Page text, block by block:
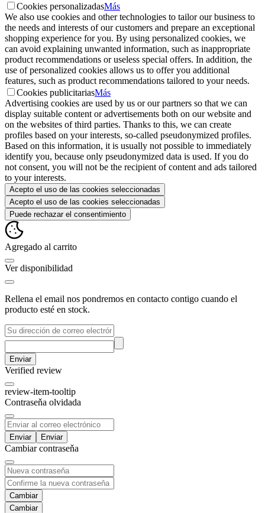
Cookies personalizadasMás
We also use cookies and other technologies to tailor our business to
the needs and interests of our customers and prepare an exceptional
shopping experience for you. By using personalized cookies, we
can avoid explaining unwanted information, such as inappropriate
product recommendations or useless special offers. In addition, the
use of personalized cookies allows us to offer you additional
features, such as product recommendations tailored to your needs.
Cookies publicitariasMás
Advertising cookies are used by us or our partners so that we can
display suitable content or advertisements both on our website and
on the websites of third parties. Thanks to this, we can create
profiles based on your interests, so-called pseudonymized profiles.
Based on this information, it is usually not possible to immediately
identify you, because only pseudonymized data is used. If you do
not consent, you will not be the recipient of content and ads tailored
to your interests.
Acepto el uso de las cookies seleccionadas
Acepto el uso de las cookies seleccionadas
Puede rechazar el consentimiento
Agregado al carrito
Ver disponibilidad
Rellena el email nos pondremos en contacto contigo cuando el
producto esté en stock.
Enviar
Verified review
review-item-tooltip
Contraseňa olvidada
Enviar
Cambiar contraseňa
Cambiar